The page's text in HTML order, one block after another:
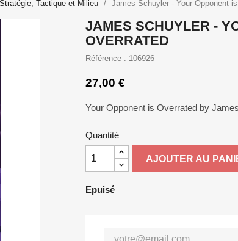
Stratégie, Tactique et Milieu James Schuyler - Your Opponent
JAMES SCHUYLER -
OVERRATED
Référence : 106926
27,00 €
Your Opponent is Overrated by
Quantité
AJOUTER AU
Epuisé